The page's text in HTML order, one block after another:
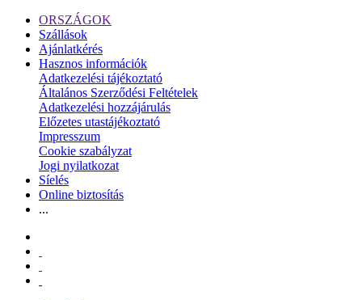
ORSZÁGOK
Szállások
Ajánlatkérés
Hasznos információk
Adatkezelési tájékoztató
Általános Szerződési Feltételek
Adatkezelési hozzájárulás
Előzetes utastájékoztató
Impresszum
Cookie szabályzat
Jogi nyilatkozat
Síelés
Online biztosítás
...